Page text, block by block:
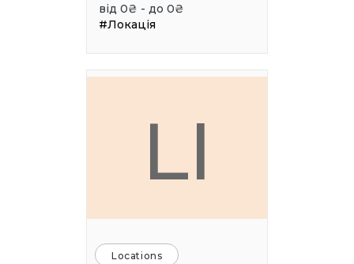
від 0₴ - до 0₴
#Локація
LI
Locations